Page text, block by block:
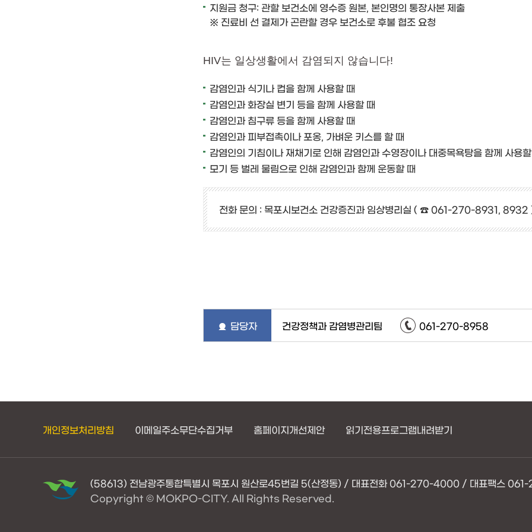
지원금 청구: 관할 보건소에 영수증 원본, 본인명의 통장사본 제출
※ 진료비 선 결제가 곤란할 경우 보건소로 후불 협조 요청
HIV는 일상생활에서 감염되지 않습니다!
감염인과 식기나 컵을 함께 사용할 때
감염인과 화장실 변기 등을 함께 사용할 때
감염인과 침구류 등을 함께 사용할 때
감염인과 피부접촉이나 포옹, 가벼운 키스를 할 때
감염인의 기침이나 재채기로 인해 감염인과 수영장이나 대중목욕탕을 함께 사용
모기 등 벌레 물림으로 인해 감염인과 함께 운동할 때
전화 문의 : 목포시보건소 건강증진과 임상병리실 ( ☎ 061-270-8931, 8932
담당자 건강정책과 감염병관리팀 061-270-8958
개인정보처리방침 이메일주소무단수집거부 홈페이지개선제안 읽기전용프로그램내려받기
(58613) 전남광주통합특별시 목포시 원산로45번길 5(산정동) / 대표전화 061-270-4000 / 대표팩스
Copyright © MOKPO-CITY. All Rights Reserved.